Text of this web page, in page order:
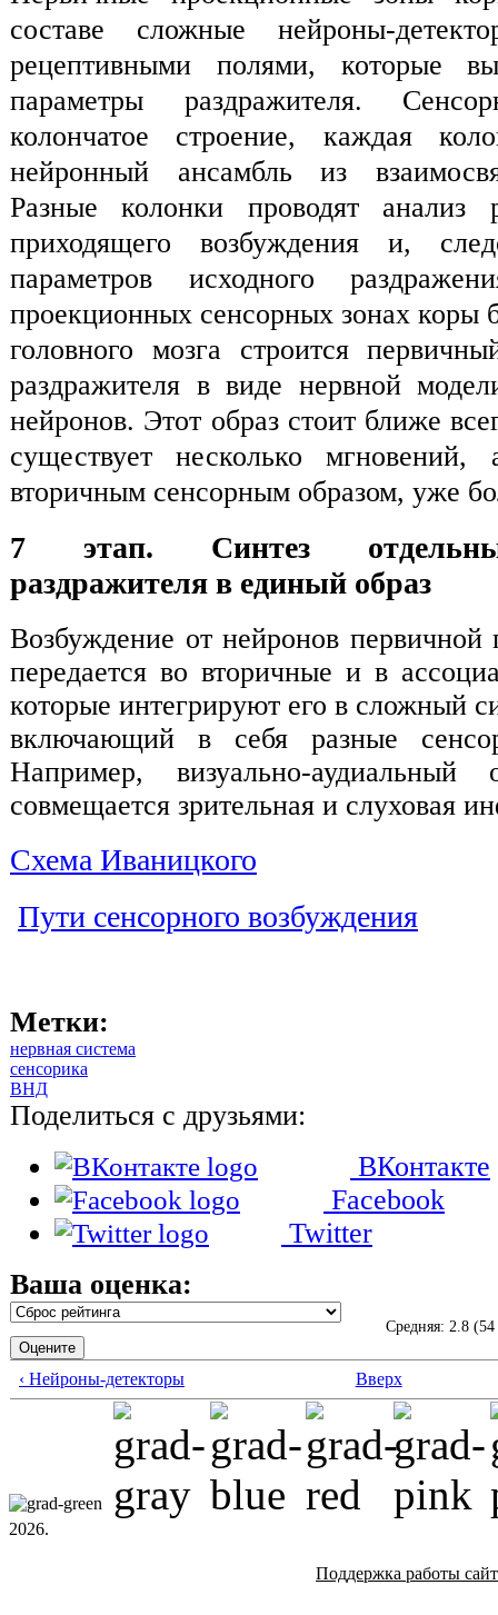
составе сложные нейроны-
рецептивными полями, которые
параметры раздражителя.
колончатое строение, каждая
нейронный ансамбль из
Разные колонки проводят анализ
приходящего возбуждения и,
параметров исходного
проекционных сенсорных зонах
головного мозга строится
раздражителя в виде нервной
нейронов. Этот образ стоит ближе
существует несколько мгновений,
вторичным сенсорным образом, уже
7 этап. Синтез
раздражителя в единый образ
Возбуждение от нейронов
передается во вторичные и в
которые интегрируют его в сложный
включающий в себя разные
Например, визуально-
совмещается зрительная и слуховая
Схема Иваницкого
Пути сенсорного возбуждения
Метки:
нервная система
сенсорика
ВНД
Поделиться с друзьями:
ВКонтакте
Facebook
Twitter
Ваша оценка:
Средняя: 2.8 (54
‹ Нейроны-детекторы Вверх
2026.
Поддержка работы